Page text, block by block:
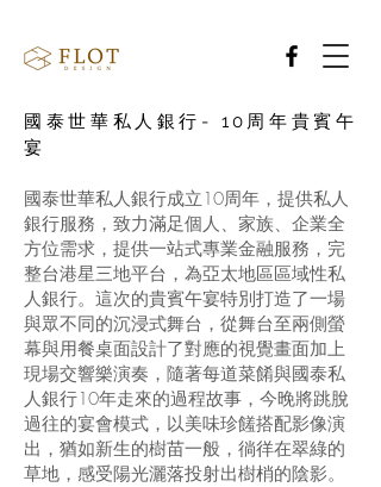
國泰世華私人銀行- 10周年貴賓午
宴
國泰世華私人銀行成立10周年，提供私人
銀行服務，致力滿足個人、家族、企業全
方位需求，提供一站式專業金融服務，完
整台港星三地平台，為亞太地區區域性私
人銀行。這次的貴賓午宴特別打造了一場
與眾不同的沉浸式舞台，從舞台至兩側螢
幕與用餐桌面設計了對應的視覺畫面加上
現場交響樂演奏，隨著每道菜餚與國泰私
人銀行10年走來的過程故事，今晚將跳脫
過往的宴會模式，以美味珍饈搭配影像演
出，猶如新生的樹苗一般，徜徉在翠綠的
草地，感受陽光灑落投射出樹梢的陰影。